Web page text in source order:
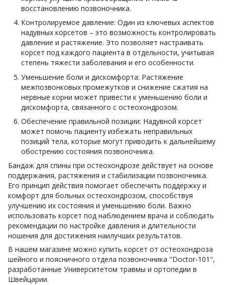
восстановлению позвоночника.
Контролируемое давление: Один из ключевых аспектов
надувных корсетов – это возможность контролировать
давление и растяжение. Это позволяет настраивать
корсет под каждого пациента в отдельности, учитывая
степень тяжести заболевания и его особенности.
Уменьшение боли и дискомфорта: Растяжение
межпозвонковых промежутков и снижение сжатия на
нервные корни может привести к уменьшению боли и
дискомфорта, связанного с остеохондрозом.
Обеспечение правильной позиции: Надувной корсет
может помочь пациенту избежать неправильных
позиций тела, которые могут приводить к дальнейшему
обострению состояния позвоночника.
Бандаж для спины при остеохондрозе действует на основе
поддержания, растяжения и стабилизации позвоночника.
Его принцип действия помогает обеспечить поддержку и
комфорт для больных остеохондрозом, способствуя
улучшению их состояния и уменьшению боли. Важно
использовать корсет под наблюдением врача и соблюдать
рекомендации по настройке давления и длительности
ношения для достижения наилучших результатов.
В нашем магазине можно купить корсет от остеохондроза
шейного и поясничного отдела позвоночника "Doctor-101",
разработанные Университетом травмы и ортопедии в
Швейцарии.